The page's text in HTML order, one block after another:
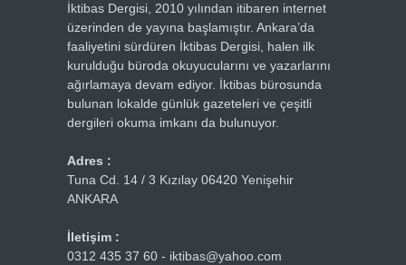
İktibas Dergisi, 2010 yılından itibaren internet
üzerinden de yayına başlamıştır. Ankara’da
faaliyetini sürdüren İktibas Dergisi, halen ilk
kurulduğu büroda okuyucularını ve yazarlarını
ağırlamaya devam ediyor. İktibas bürosunda
bulunan lokalde günlük gazeteleri ve çeşitli
dergileri okuma imkanı da bulunuyor.
Adres :
Tuna Cd. 14 / 3 Kızılay 06420 Yenişehir
ANKARA
İletişim :
0312 435 37 60 - iktibas@yahoo.com